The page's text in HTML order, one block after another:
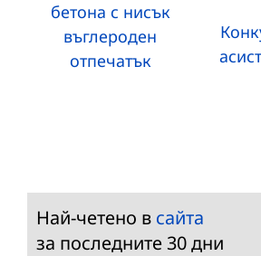
бетона с нисък
въглероден
отпечатък
Най-четено в сайта
за последните 30 дни